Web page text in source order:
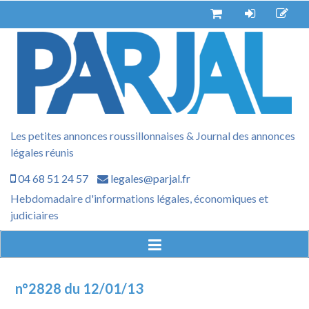
Les petites annonces roussillonnaises & Journal des annonces
légales réunis
04 68 51 24 57
legales@parjal.fr
Hebdomadaire d'informations légales, économiques et
judiciaires
n°2828 du 12/01/13